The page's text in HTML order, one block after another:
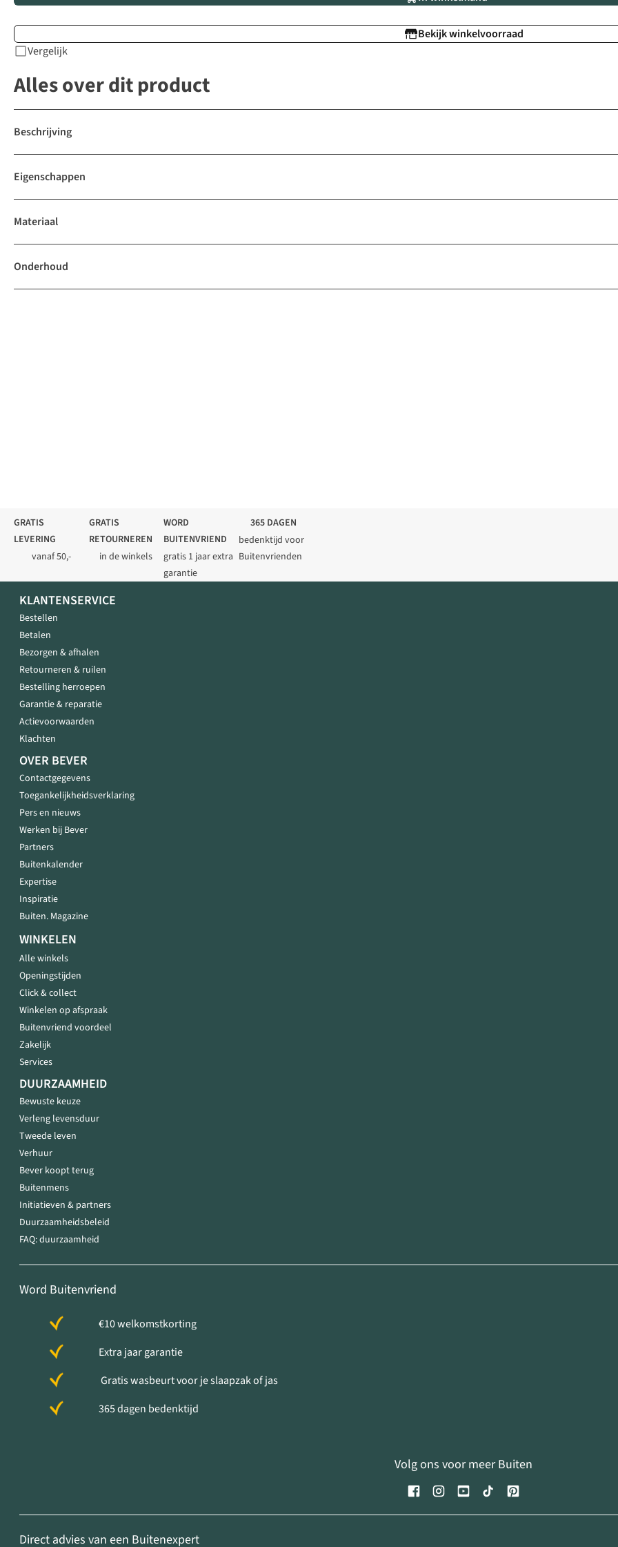
Bekijk winkelvoorraad
Vergelijk
Alles over dit product
Beschrijving
Eigenschappen
Materiaal
Onderhoud
GRATIS
LEVERING
vanaf 50,-
GRATIS
RETOURNEREN
in de winkels
WORD
BUITENVRIEND
gratis 1 jaar extra
garantie
365 DAGEN
bedenktijd voor
Buitenvrienden
KLANTENSERVICE
Bestellen
Betalen
Bezorgen & afhalen
Retourneren & ruilen
Bestelling herroepen
Garantie & reparatie
Actievoorwaarden
Klachten
OVER BEVER
Contactgegevens
Toegankelijkheidsverklaring
Pers en nieuws
Werken bij Bever
Partners
Buitenkalender
Expertise
Inspiratie
Buiten. Magazine
WINKELEN
Alle winkels
Openingstijden
Click & collect
Winkelen op afspraak
Buitenvriend voordeel
Zakelijk
Services
DUURZAAMHEID
Bewuste keuze
Verleng levensduur
Tweede leven
Verhuur
Bever koopt terug
Buitenmens
Initiatieven & partners
Duurzaamheidsbeleid
FAQ: duurzaamheid
Word Buitenvriend
€10 welkomstkorting
Extra jaar garantie
Gratis wasbeurt voor je slaapzak of jas
365 dagen bedenktijd
Volg ons voor meer Buiten
Direct advies van een Buitenexpert